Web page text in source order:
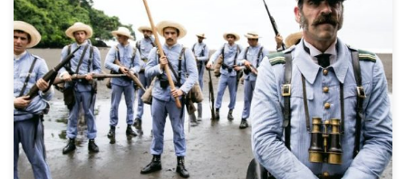
SONY PICTURES ESPAÑA anuncia el acuerdo con Enrique Cerezo
para la distribución en España de “1898, Los últimos de Filipinas”,
el primer largometraje del director Salvador Calvo (Alakrana, Niños
Robados, Hermanos). En palabras del propio director, esta es una
película de aventuras y acción, con grandes personajes. Con
escenarios exóticos […]